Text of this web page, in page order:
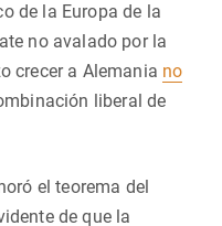
de la Europa de la
no avalado por la
crecer a Alemania no
liberal de
el teorema del
de que la